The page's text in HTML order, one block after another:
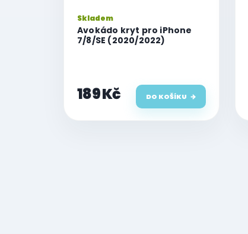
Avokádo kryt pro iPhone
7/8/SE (2020/2022)
Skladem
189 Kč DO KOŠÍKU